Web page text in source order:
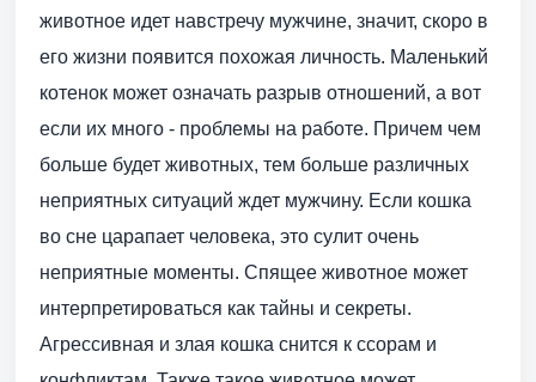
животное идет навстречу мужчине, значит, скоро в
его жизни появится похожая личность. Маленький
котенок может означать разрыв отношений, а вот
если их много - проблемы на работе. Причем чем
больше будет животных, тем больше различных
неприятных ситуаций ждет мужчину. Если кошка
во сне царапает человека, это сулит очень
неприятные моменты. Спящее животное может
интерпретироваться как тайны и секреты.
Агрессивная и злая кошка снится к ссорам и